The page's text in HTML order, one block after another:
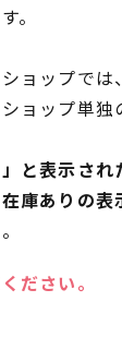
。
ョップで
ョップ単
と表示され
庫ありの
ださい。